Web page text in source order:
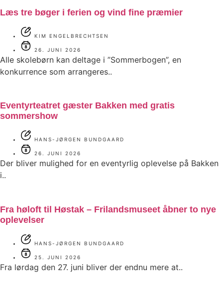
Læs tre bøger i ferien og vind fine præmier
KIM ENGELBRECHTSEN
26. JUNI 2026
Alle skolebørn kan deltage i ”Sommerbogen”, en
konkurrence som arrangeres..
Eventyrteatret gæster Bakken med gratis
sommershow
HANS-JØRGEN BUNDGAARD
26. JUNI 2026
Der bliver mulighed for en eventyrlig oplevelse på Bakken
i..
Fra høloft til Høstak – Frilandsmuseet åbner to nye
oplevelser
HANS-JØRGEN BUNDGAARD
25. JUNI 2026
Fra lørdag den 27. juni bliver der endnu mere at..